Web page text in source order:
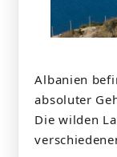
Albanien
absoluter
Die wilden